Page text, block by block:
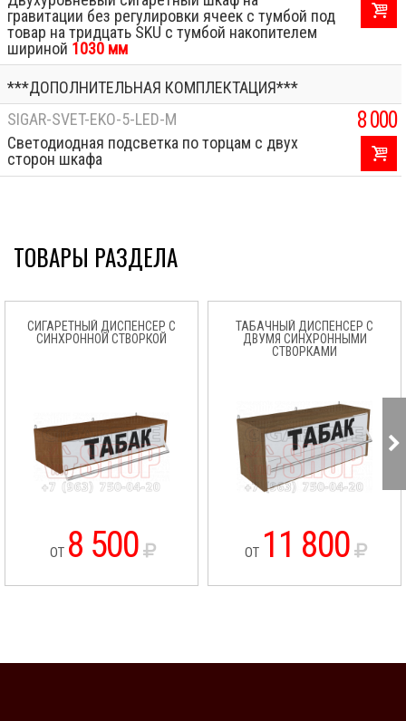
гравитации без регулировки ячеек с тумбой под
товар на тридцать SKU с тумбой накопителем
шириной 1030 мм
***ДОПОЛНИТЕЛЬНАЯ КОМПЛЕКТАЦИЯ***
SIGAR-SVET-EKO-5-LED-M
Светодиодная подсветка по торцам с двух
сторон шкафа
8 000
ТОВАРЫ РАЗДЕЛА
СИГАРЕТНЫЙ ДИСПЕНСЕР С
СИНХРОННОЙ СТВОРКОЙ
ОТ 8 500
ТАБАЧНЫЙ ДИСПЕНСЕР С
ДВУМЯ СИНХРОННЫМИ
СТВОРКАМИ
ОТ 11 800